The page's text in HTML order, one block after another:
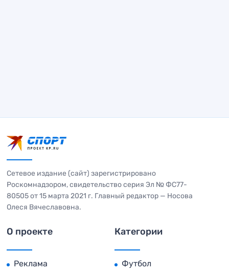
Сетевое издание (сайт) зарегистрировано
Роскомнадзором, свидетельство серия Эл № ФС77-
80505 от 15 марта 2021 г. Главный редактор — Носова
Олеся Вячеславовна.
О проекте
Реклама
Категории
Футбол